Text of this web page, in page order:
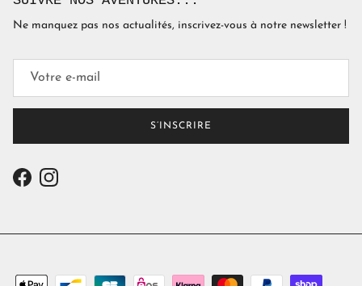
Ne manquez pas nos actualités, inscrivez-vous à notre newsletter !
S’INSCRIRE
FacebookInstagram